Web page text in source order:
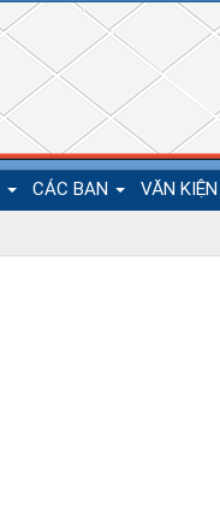
CÁC BAN VĂN KIỆN